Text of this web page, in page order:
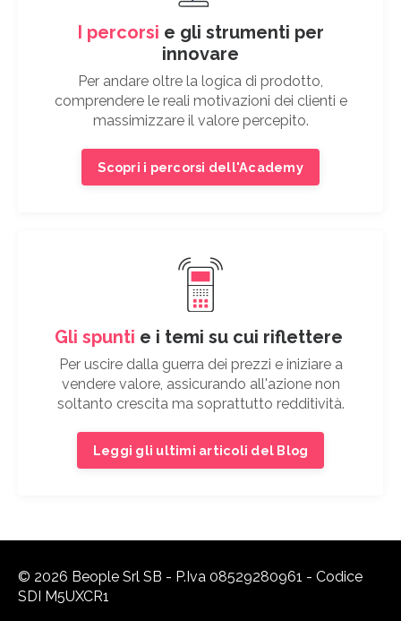
I percorsi e gli strumenti per
innovare
Per andare oltre la logica di prodotto,
comprendere le reali motivazioni dei clienti e
massimizzare il valore percepito.
Scopri i percorsi dell'Academy
Gli spunti e i temi su cui riflettere
Per uscire dalla guerra dei prezzi e iniziare a
vendere valore, assicurando all'azione non
soltanto crescita ma soprattutto redditività.
Leggi gli ultimi articoli del Blog
© 2026 Beople Srl SB - P.Iva 08529280961 - Codice
SDI M5UXCR1